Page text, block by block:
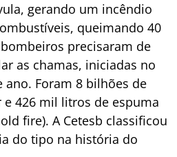
gerando um incêndio
queimando 40
precisaram de
as chamas, iniciadas no
ano. Foram 8 bilhões de
426 mil litros de espuma
fire). A Cetesb classificou
do tipo na história do